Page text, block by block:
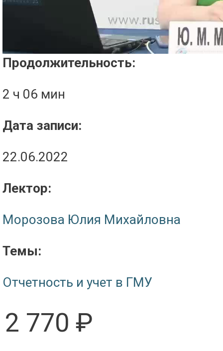
Продолжительность:
2 ч 06 мин
Дата записи:
22.06.2022
Лектор:
Морозова Юлия Михайловна
Темы:
Отчетность и учет в ГМУ
2 770 ₽